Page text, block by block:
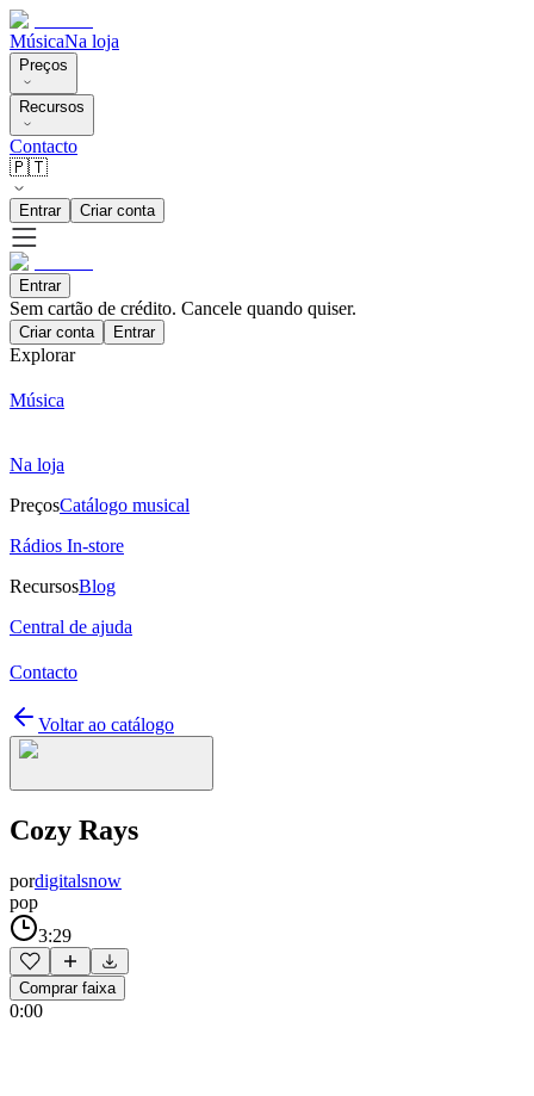
MúsicaNa loja
Preços
Recursos
Contacto
🇵🇹
Entrar Criar conta
Entrar
Sem cartão de crédito. Cancele quando quiser.
Criar conta Entrar
Explorar
Música
Na loja
PreçosCatálogo musical
Rádios In-store
RecursosBlog
Central de ajuda
Contacto
Voltar ao catálogo
Cozy Rays
pordigitalsnow
pop
3:29
Comprar faixa
0:00